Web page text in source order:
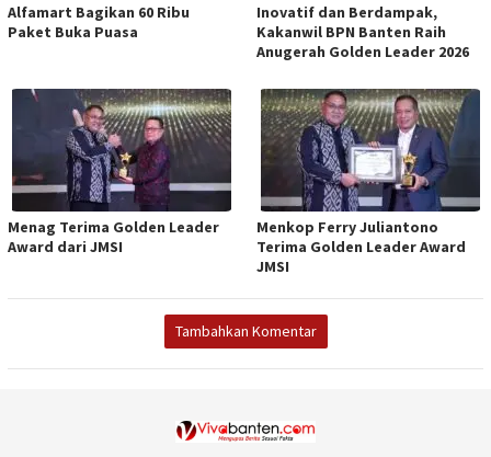
Alfamart Bagikan 60 Ribu
Paket Buka Puasa
Inovatif dan Berdampak,
Kakanwil BPN Banten Raih
Anugerah Golden Leader 2026
Menag Terima Golden Leader
Award dari JMSI
Menkop Ferry Juliantono
Terima Golden Leader Award
JMSI
Tambahkan Komentar